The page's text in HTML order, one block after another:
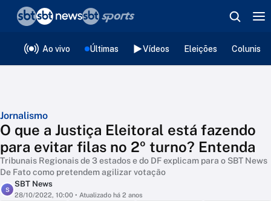
Ao vivo Últimas Vídeos Eleições
Jornalismo
O que a Justiça Eleitoral está fazendo
para evitar filas no 2º turno? Entenda
Tribunais Regionais de 3 estados e do DF explicam para o SBT News
De Fato como pretendem agilizar votação
S
SBT News
28/10/2022, 10:00 • Atualizado há 2 anos
❮voltar
Editorias